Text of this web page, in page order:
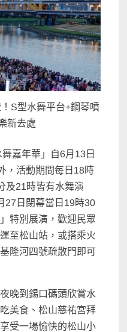
S型水舞平台+鋼琴噴
新去處
嘉年華」自6月13日
，活動期間每日18時
及21時皆有水舞演
27日閉幕當日19時30
特別展演，歡迎民眾
至松山站，或搭乘火
隆河四號疏散門即可
晚到錫口碼頭欣賞水
美食、松山慈祐宮拜
受一場愉快的松山小